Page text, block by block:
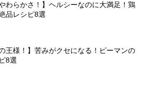
やわらかさ！】ヘルシーなのに大満足！鶏
品レシピ8選
の王様！】苦みがクセになる！ピーマンの
8選